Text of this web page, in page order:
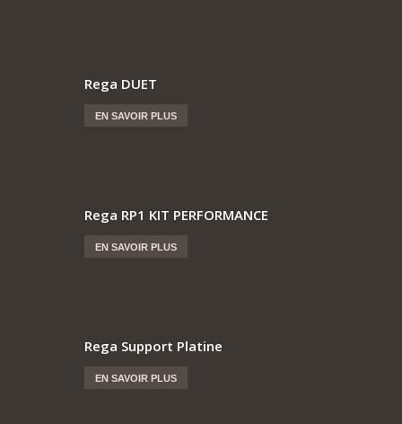
Rega DUET
EN SAVOIR PLUS
Rega RP1 KIT PERFORMANCE
EN SAVOIR PLUS
Rega Support Platine
EN SAVOIR PLUS